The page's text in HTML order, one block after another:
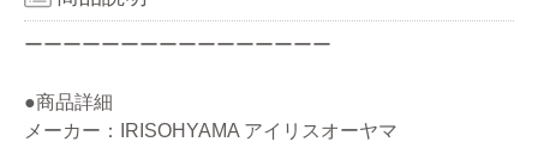
ーーーーーーーーーーーーーーーー
●商品詳細
メーカー：IRISOHYAMA アイリスオーヤマ